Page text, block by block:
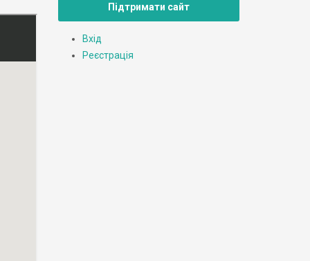
Підтримати сайт
Вхід
Реєстрація